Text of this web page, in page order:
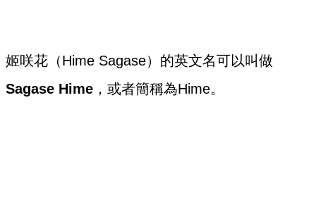
姬咲花（Hime Sagase）的英文名可以叫做
Sagase Hime ，或者簡稱為Hime。